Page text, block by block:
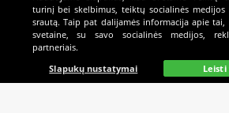
Pagrindinis Gyvai Paieška
turinį bei skelbimus, teiktų socialinės
srautą. Taip pat dalijamės informacija apie
svetaine, su savo socialinės medijos,
partneriais.
Slapukų nustatymai
Leisti